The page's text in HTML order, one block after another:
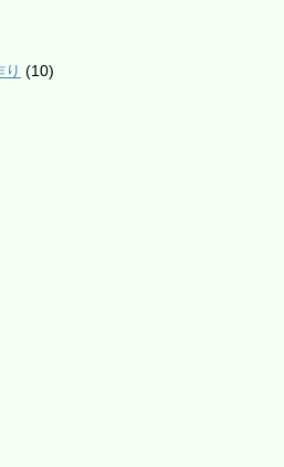
(10)